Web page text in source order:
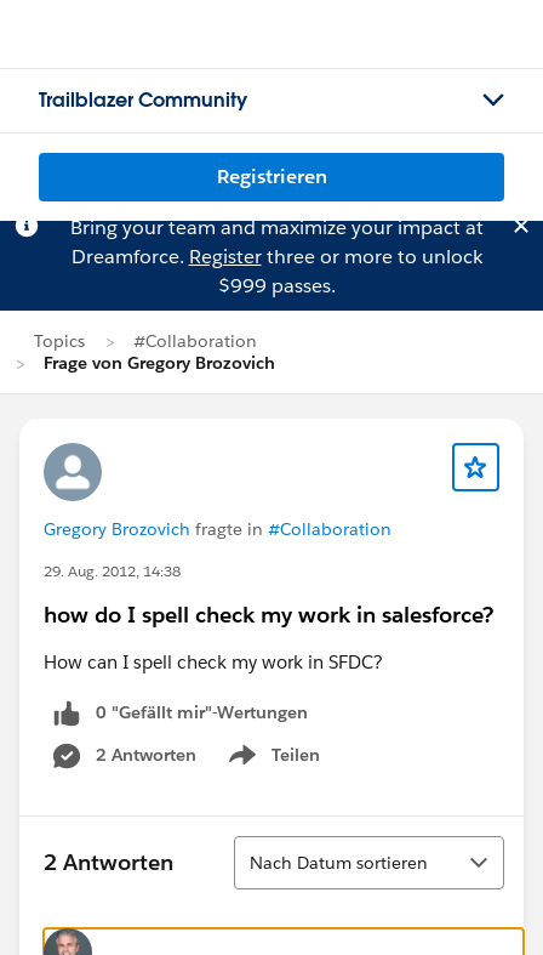
Trailblazer Community
Registrieren
Bring your team and maximize your impact at
Dreamforce. Registerthree or more to unlock
$999 passes.
Topics
#Collaboration
Frage von Gregory Brozovich
Gregory Brozovich fragte in #Collaboration
29. Aug. 2012, 14:38
how do I spell check my work in salesforce?
How can I spell check my work in SFDC?
0 "Gefällt mir"-Wertungen
2 Antworten
Teilen
Show menu
2 Antworten
Sortieren
Nach Datum sortieren